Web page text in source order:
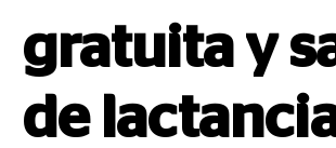
gratuita y
de